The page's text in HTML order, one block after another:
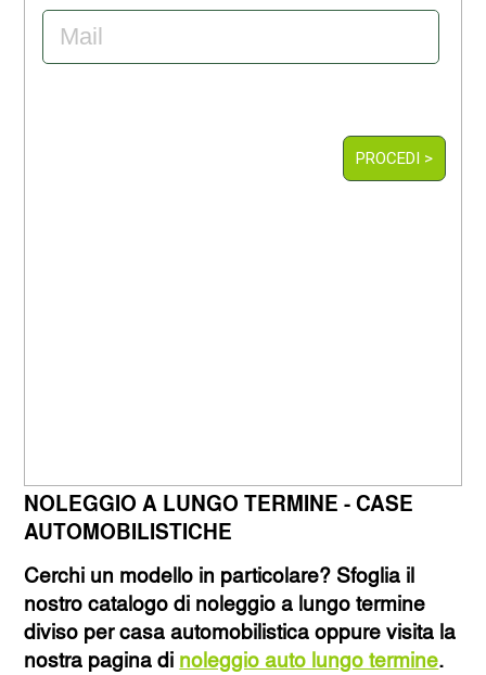
PROCEDI >
NOLEGGIO A LUNGO TERMINE - CASE
AUTOMOBILISTICHE
Cerchi un modello in particolare? Sfoglia il
nostro catalogo di noleggio a lungo termine
diviso per casa automobilistica oppure visita la
nostra pagina di noleggio auto lungo termine.